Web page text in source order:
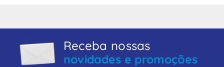
Receba nossas
novidades e promoções